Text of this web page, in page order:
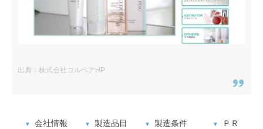
出典：株式会社コルペアHP
会社情報 製造品目 製造条件 ＰＲ